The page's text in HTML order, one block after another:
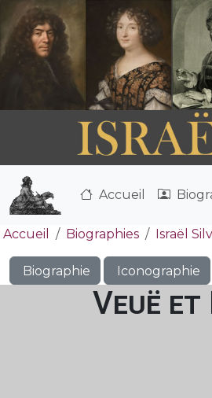
Accueil
Accueil Biographies Israël
Biographie Iconographie
Veuë